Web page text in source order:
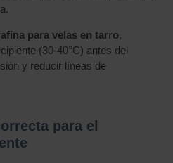
para velas en tarro,
(30-40°C) antes del
y reducir líneas de
para el